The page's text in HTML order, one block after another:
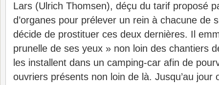
Lars (Ulrich Thomsen), déçu du tarif proposé
d’organes pour prélever un rein à chacune de
décide de prostituer ces deux dernières. Il
prunelle de ses yeux » non loin des chantiers
les installent dans un camping-car afin de
ouvriers présents non loin de là. Jusqu’au jour